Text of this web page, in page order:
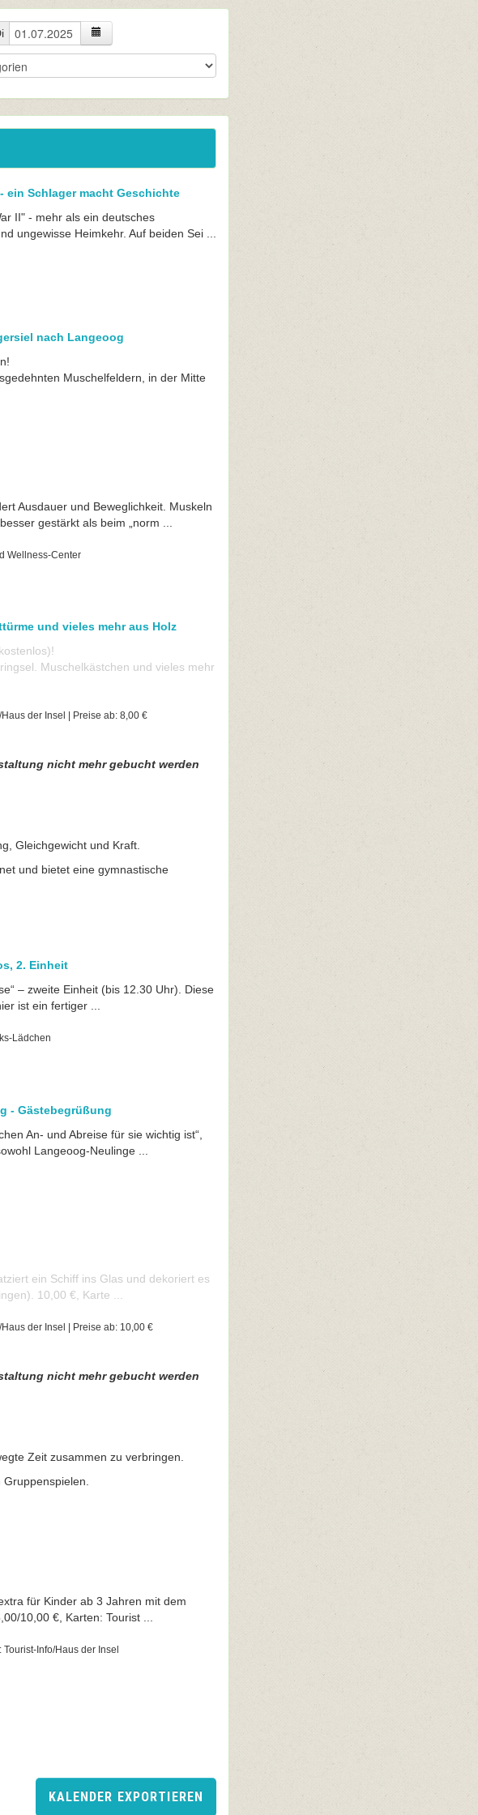
ein Schlager macht Geschichte
II" - mehr als ein deutsches
ungewisse Heimkehr. Auf beiden Sei ...
nach Langeoog
Muschelfeldern, in der Mitte
Ausdauer und Beweglichkeit. Muskeln
gestärkt als beim „norm ...
Wellness-Center
und vieles mehr aus Holz
Muschelkästchen und vieles mehr
der Insel | Preise ab: 8,00 €
nicht mehr gebucht werden
Gleichgewicht und Kraft.
und bietet eine gymnastische
2. Einheit
– zweite Einheit (bis 12.30 Uhr). Diese
ist ein fertiger ...
Lädchen
- Gästebegrüßung
An- und Abreise für sie wichtig ist“,
Langeoog-Neulinge ...
ein Schiff ins Glas und dekoriert es
10,00 €, Karte ...
der Insel | Preise ab: 10,00 €
nicht mehr gebucht werden
Zeit zusammen zu verbringen.
für Kinder ab 3 Jahren mit dem
10,00 €, Karten: Tourist ...
Info/Haus der Insel
KALENDER EXPORTIEREN